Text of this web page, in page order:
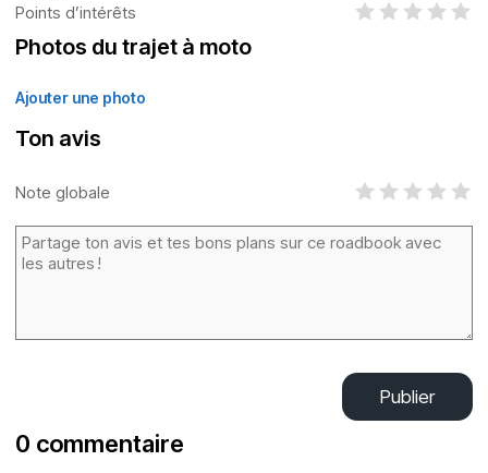
Points d’intérêts
Photos du trajet à moto
Ajouter une photo
Ton avis
Note globale
Publier
0 commentaire